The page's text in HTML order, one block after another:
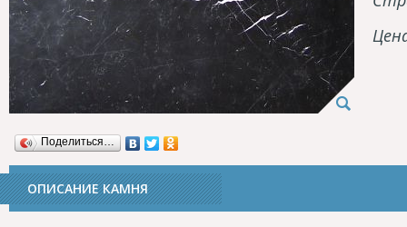
Поделиться…
ОПИСАНИЕ КАМНЯ